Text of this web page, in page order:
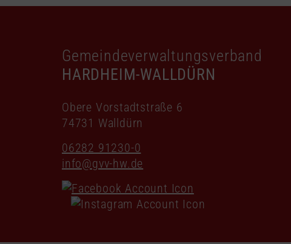
Gemeindeverwaltungsverband
HARDHEIM-WALLDÜRN
Obere Vorstadtstraße 6
74731 Walldürn
06282 91230-0
info@gvv-hw.de